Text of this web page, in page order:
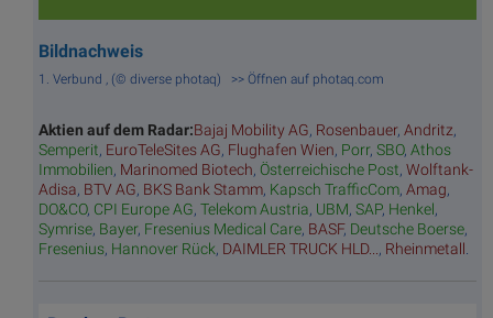
Bildnachweis
1. Verbund , (© diverse photaq) >> Öffnen auf photaq.com
Aktien auf dem Radar:Bajaj Mobility AG, Rosenbauer, Andritz,
Semperit, EuroTeleSites AG, Flughafen Wien, Porr, SBO, Athos
Immobilien, Marinomed Biotech, Österreichische Post, Wolftank-
Adisa, BTV AG, BKS Bank Stamm, Kapsch TrafficCom, Amag,
DO&CO, CPI Europe AG, Telekom Austria, UBM, SAP, Henkel,
Symrise, Bayer, Fresenius Medical Care, BASF, Deutsche Boerse,
Fresenius, Hannover Rück, DAIMLER TRUCK HLD... , Rheinmetall